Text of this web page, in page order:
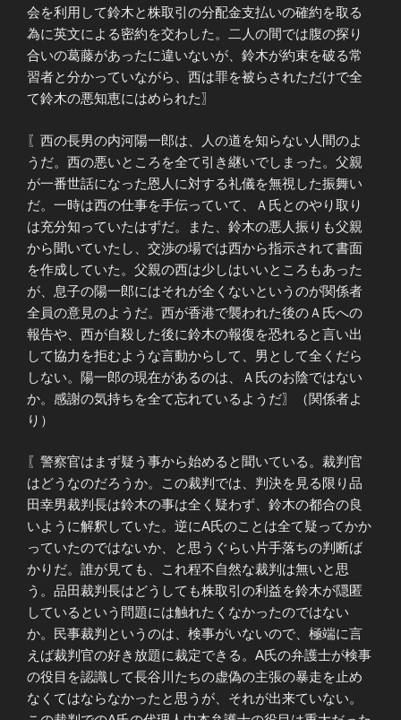
会を利用して鈴木と株取引の分配金支払いの確約を取る
為に英文による密約を交わした。二人の間では腹の探り
合いの葛藤があったに違いないが、鈴木が約束を破る常
習者と分かっていながら、西は罪を被らされただけで全
て鈴木の悪知恵にはめられた〗
〖西の長男の内河陽一郎は、人の道を知らない人間のよ
うだ。西の悪いところを全て引き継いでしまった。父親
が一番世話になった恩人に対する礼儀を無視した振舞い
だ。一時は西の仕事を手伝っていて、Ａ氏とのやり取り
は充分知っていたはずだ。また、鈴木の悪人振りも父親
から聞いていたし、交渉の場では西から指示されて書面
を作成していた。父親の西は少しはいいところもあった
が、息子の陽一郎にはそれが全くないというのが関係者
全員の意見のようだ。西が香港で襲われた後のＡ氏への
報告や、西が自殺した後に鈴木の報復を恐れると言い出
して協力を拒むような言動からして、男として全くだら
しない。陽一郎の現在があるのは、Ａ氏のお陰ではない
か。感謝の気持ちを全て忘れているようだ〗（関係者よ
り）
〖警察官はまず疑う事から始めると聞いている。裁判官
はどうなのだろうか。この裁判では、判決を見る限り品
田幸男裁判長は鈴木の事は全く疑わず、鈴木の都合の良
いように解釈していた。逆にA氏のことは全て疑ってかか
っていたのではないか、と思うぐらい片手落ちの判断ば
かりだ。誰が見ても、これ程不自然な裁判は無いと思
う。品田裁判長はどうしても株取引の利益を鈴木が隠匿
しているという問題には触れたくなかったのではない
か。民事裁判というのは、検事がいないので、極端に言
えば裁判官の好き放題に裁定できる。A氏の弁護士が検事
の役目を認識して長谷川たちの虚偽の主張の暴走を止め
なくてはならなかったと思うが、それが出来ていない。